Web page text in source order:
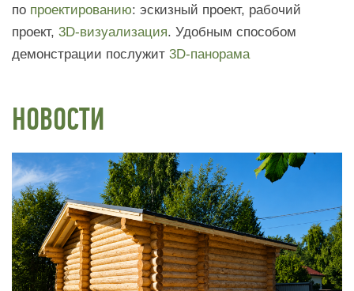
по проектированию: эскизный проект, рабочий
проект, 3D-визуализация. Удобным способом
демонстрации послужит 3D-панорама
НОВОСТИ